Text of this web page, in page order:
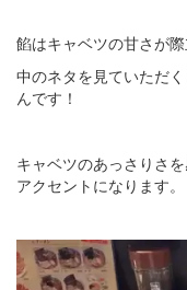
餡はキャベツの甘さが
中のネタを見ていただ
んです！
キャベツのあっさりさ
アクセントになります。